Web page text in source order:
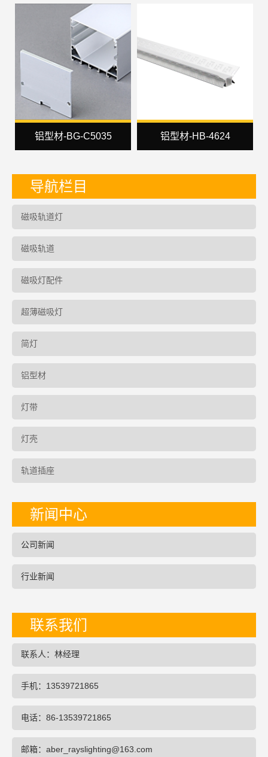
铝型材-BG-C5035 铝型材-HB-4624
导航栏目
磁吸轨道灯
磁吸轨道
磁吸灯配件
超薄磁吸灯
简灯
铝型材
灯带
灯壳
轨道插座
新闻中心
公司新闻
行业新闻
联系我们
联系人：林经理
手机：13539721865
电话：86-13539721865
邮箱：aber_rayslighting@163.com